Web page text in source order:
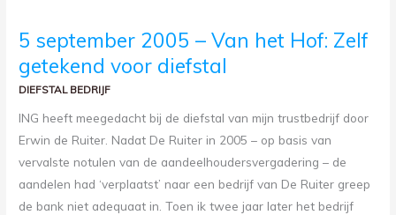
5 september 2005 – Van het Hof: Zelf
getekend voor diefstal
DIEFSTAL BEDRIJF
ING heeft meegedacht bij de diefstal van mijn trustbedrijf door
Erwin de Ruiter. Nadat De Ruiter in 2005 – op basis van
vervalste notulen van de aandeelhoudersvergadering – de
aandelen had ‘verplaatst’ naar een bedrijf van De Ruiter greep
de bank niet adequaat in. Toen ik twee jaar later het bedrijf
SEPTEMBER
2005
–
VAN
HET
HOF:
GETEKEND
VOOR
DIEFSTAL